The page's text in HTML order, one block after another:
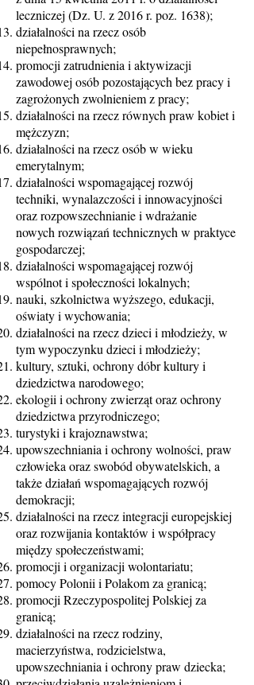
leczniczej (Dz. U. z 2016 r. poz. 1638);
działalności na rzecz osób
niepełnosprawnych;
promocji zatrudnienia i aktywizacji
zawodowej osób pozostających bez pracy i
zagrożonych zwolnieniem z pracy;
działalności na rzecz równych praw kobiet i
mężczyzn;
działalności na rzecz osób w wieku
emerytalnym;
działalności wspomagającej rozwój
techniki, wynalazczości i innowacyjności
oraz rozpowszechnianie i wdrażanie
nowych rozwiązań technicznych w praktyce
gospodarczej;
działalności wspomagającej rozwój
wspólnot i społeczności lokalnych;
nauki, szkolnictwa wyższego, edukacji,
oświaty i wychowania;
działalności na rzecz dzieci i młodzieży, w
tym wypoczynku dzieci i młodzieży;
kultury, sztuki, ochrony dóbr kultury i
dziedzictwa narodowego;
ekologii i ochrony zwierząt oraz ochrony
dziedzictwa przyrodniczego;
turystyki i krajoznawstwa;
upowszechniania i ochrony wolności, praw
człowieka oraz swobód obywatelskich, a
także działań wspomagających rozwój
demokracji;
działalności na rzecz integracji europejskiej
oraz rozwijania kontaktów i współpracy
między społeczeństwami;
promocji i organizacji wolontariatu;
pomocy Polonii i Polakom za granicą;
promocji Rzeczypospolitej Polskiej za
granicą;
działalności na rzecz rodziny,
macierzyństwa, rodzicielstwa,
upowszechniania i ochrony praw dziecka;